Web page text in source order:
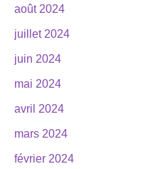
août 2024
juillet 2024
juin 2024
mai 2024
avril 2024
mars 2024
février 2024